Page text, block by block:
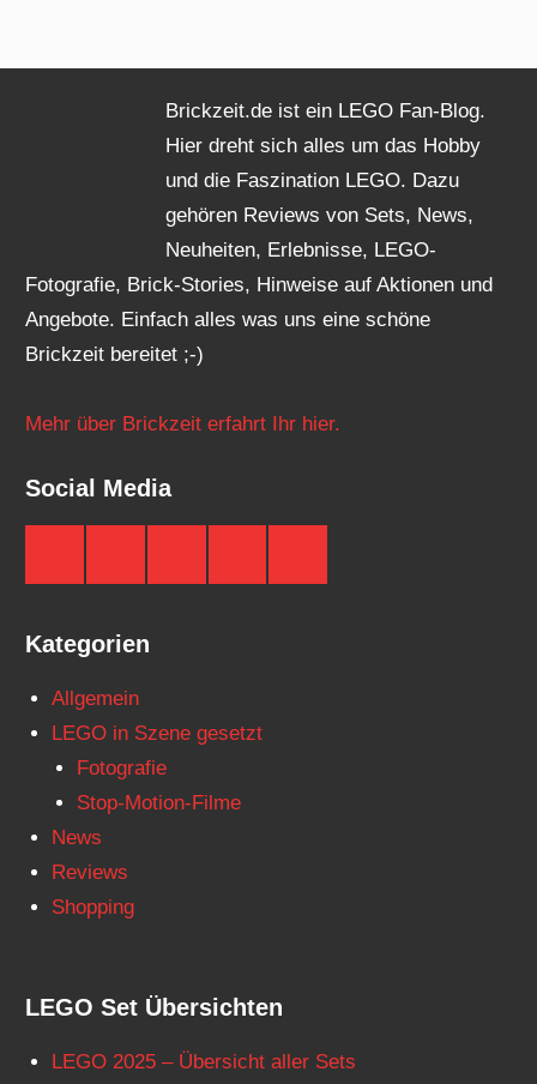
Brickzeit.de ist ein LEGO Fan-Blog.
Hier dreht sich alles um das Hobby
und die Faszination LEGO. Dazu
gehören Reviews von Sets, News,
Neuheiten, Erlebnisse, LEGO-
Fotografie, Brick-Stories, Hinweise auf Aktionen und
Angebote. Einfach alles was uns eine schöne
Brickzeit bereitet ;-)
Mehr über Brickzeit erfahrt Ihr hier.
Social Media
Kategorien
Allgemein
LEGO in Szene gesetzt
Fotografie
Stop-Motion-Filme
News
Reviews
Shopping
LEGO Set Übersichten
LEGO 2025 – Übersicht aller Sets